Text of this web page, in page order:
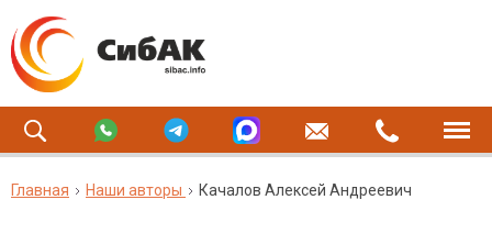
Главная Наши авторы Качалов Алексей Андреевич